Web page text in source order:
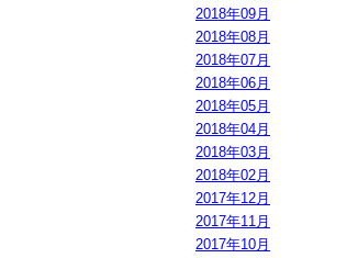
2018年09月
2018年08月
2018年07月
2018年06月
2018年05月
2018年04月
2018年03月
2018年02月
2017年12月
2017年11月
2017年10月